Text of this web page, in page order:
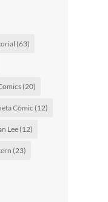
(63)
(20)
Cómic (12)
Lee(12)
(23)